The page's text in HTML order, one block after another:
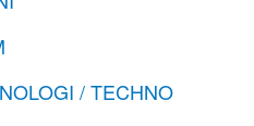
/ TECHNO